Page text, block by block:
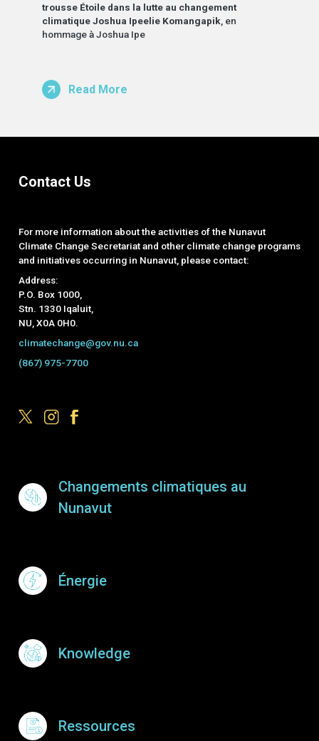
trousse Étoile dans la lutte au changement
climatique Joshua Ipeelie Komangapik , en
hommage à Joshua Ipe
Read More
Contact Us
For more information about the activities of the Nunavut
Climate Change Secretariat and other climate change programs
and initiatives occurring in Nunavut, please contact:
Address:
P.O. Box 1000,
Stn. 1330 Iqaluit,
NU, X0A 0H0.
climatechange@gov.nu.ca
(867) 975-7700
Changements climatiques au
Nunavut
Énergie
Knowledge
Ressources